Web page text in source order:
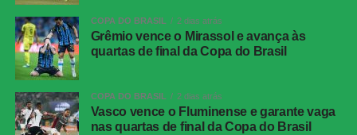
Partida
Competição
Campeonato Brasileiro – 21ª rodada
Local
Neo Química Arena, São Paulo (SP)
Data
Horário
19h30 (de Brasília)
COPA DO BRASIL 2 dias atrás
Grêmio vence o Mirassol e avança às
quartas de final da Copa do Brasil
COPA DO BRASIL 2 dias atrás
Vasco vence o Fluminense e garante vaga
nas quartas de final da Copa do Brasil